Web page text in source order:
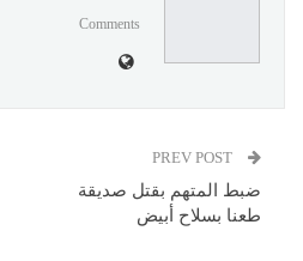
Comments
ضبط المتهم بقتل صديقة
طعنا بسلاح أبيض